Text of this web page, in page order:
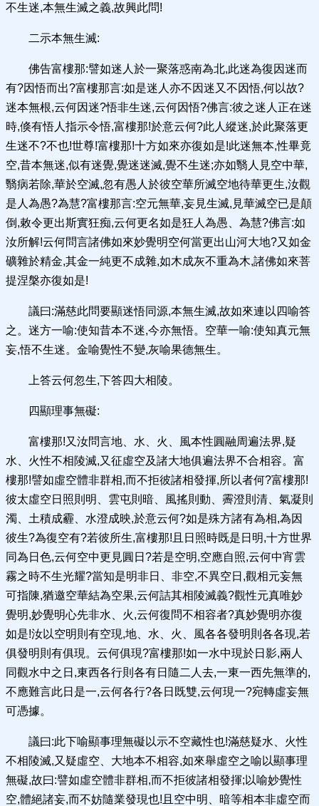
不生迷,本無生滅之義,故興此問!
二示本無生滅:
佛告富樓那:譬如迷人於一聚落惑南為北,此迷為復因迷而
有?因悟而出?富樓那言:如是迷人亦不因迷又不因悟,何以故?
迷本無根,云何因迷?悟非生迷,云何因悟?佛言:彼之迷人正在迷
時,倏有悟人指示令悟,富樓那!於意云何?此人縱迷,於此聚落更
生迷不?不也!世尊!富樓那!十方如來亦復如是!此迷無本,性畢竟
空,昔本無迷,似有迷覺,覺迷迷滅,覺不生迷;亦如翳人見空中華,
翳病若除,華於空滅,忽有愚人於彼空華所滅空地待華更生,汝觀
是人為愚?為慧?富樓那言:空元無華,妄見生滅,見華滅空已是顛
倒,敕令更出斯實狂痴,云何更名如是狂人為愚、為慧?佛言:如
汝所解!云何問言諸佛如來妙覺明空何當更出山河大地?又如金
礦雜於精金,其金一純更不成雜,如木成灰不重為木,諸佛如來菩
提涅槃亦復如是!
議曰:滿慈此問要顯迷悟同源,本無生滅,故如來連以四喻答
之。迷方一喻:使知昔本不迷,今亦無悟。空華一喻:使知真元無
妄,悟不生迷。金喻覺性不變,灰喻果德無生。
上答云何忽生,下答四大相陵。
四顯理事無礙:
富樓那!又汝問言地、水、火、風本性圓融周遍法界,疑
水、火性不相陵滅,又征虛空及諸大地俱遍法界不合相容。富
樓那!譬如虛空體非群相,而不拒彼諸相發揮,所以者何?富樓那!
彼太虛空日照則明、雲屯則暗、風搖則動、霽澄則清、氣凝則
濁、土積成霾、水澄成映,於意云何?如是殊方諸有為相,為因
彼生?為復空有?若彼所生,富樓那!且日照時既是日明,十方世界
同為日色,云何空中更見圓日?若是空明,空應自照,云何中宵雲
霧之時不生光耀?當知是明非日、非空,不異空日,觀相元妄無
可指陳,猶邀空華結為空果,云何詰其相陵滅義?觀性元真唯妙
覺明,妙覺明心先非水、火,云何復問不相容者?真妙覺明亦復
如是!汝以空明則有空現,地、水、火、風各各發明則各各現,若
俱發明則有俱現。云何俱現?富樓那!如一水中現於日影,兩人
同觀水中之日,東西各行則各有日隨二人去,一東一西先無準的,
不應難言此日是一,云何各行?各日既雙,云何現一?宛轉虛妄無
可憑據。
議曰:此下喻顯事理無礙以示不空藏性也!滿慈疑水、火性
不相陵滅,又疑虛空、大地本不相容,如來舉虛空之喻以顯事理
無礙,故曰:譬如虛空體非群相,而不拒彼諸相發揮;以喻妙覺性
空,體絕諸妄,而不妨隨業發現也!且空中明、暗等相本非虛空而